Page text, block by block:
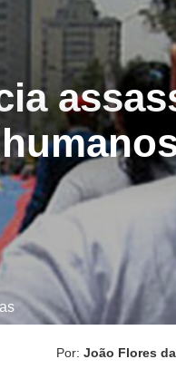
Por: João Flores